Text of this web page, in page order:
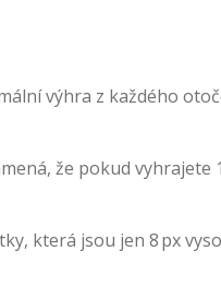
výhra z každého
že pokud vyhrajete
která jsou jen 8 px